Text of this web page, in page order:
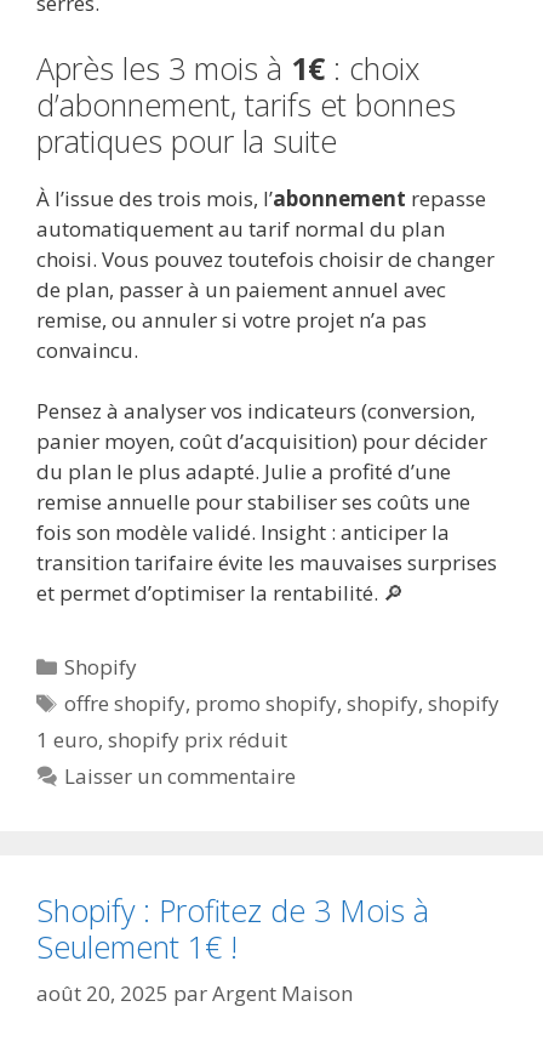
Après les 3 mois à 1€ : choix
d’abonnement, tarifs et bonnes
pratiques pour la suite
À l’issue des trois mois, l’abonnement repasse
automatiquement au tarif normal du plan
choisi. Vous pouvez toutefois choisir de changer
de plan, passer à un paiement annuel avec
remise, ou annuler si votre projet n’a pas
convaincu.
Pensez à analyser vos indicateurs (conversion,
panier moyen, coût d’acquisition) pour décider
du plan le plus adapté. Julie a profité d’une
remise annuelle pour stabiliser ses coûts une
fois son modèle validé. Insight : anticiper la
transition tarifaire évite les mauvaises surprises
et permet d’optimiser la rentabilité. 🔎
Catégories
Shopify
Étiquettes
offre shopify, promo shopify,shopify,shopify
1 euro, shopify prix réduit
Laisser un commentaire
Shopify : Profitez de 3 Mois à
Seulement 1€ !
août 20, 2025 parArgent Maison